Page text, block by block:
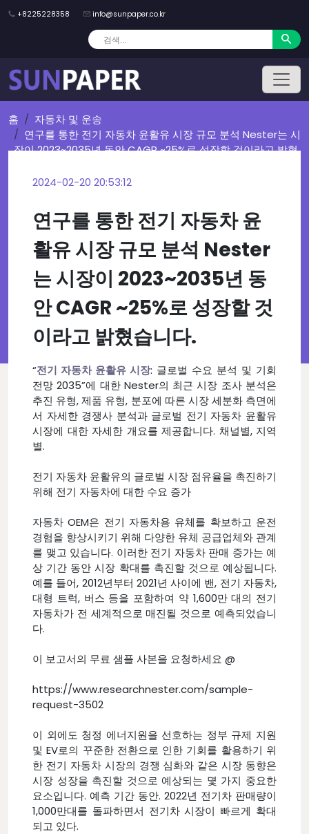
+8225228358 info@sunpaper.co.kr
홈
자동차 및 운송
연구를 통한 전기 자동차 윤활유 시장 규모 분석 Nester는 시
장이 2023~2035년 동안 CAGR ~25%로 성장할 것이라고 밝혔
2024-02-20 20:53:12
연구를 통한 전기 자동차 윤
활유 시장 규모 분석 Nester
는 시장이 2023~2035년 동
안 CAGR ~25%로 성장할 것
이라고 밝혔습니다.
“전기 자동차 윤활유 시장: 글로벌 수요 분석 및 기회
전망 2035”에 대한 Nester의 최근 시장 조사 분석은
추진 유형, 제품 유형, 분포에 따른 시장 세분화 측면에
서 자세한 경쟁사 분석과 글로벌 전기 자동차 윤활유
시장에 대한 자세한 개요를 제공합니다. 채널별, 지역
별.
전기 자동차 윤활유의 글로벌 시장 점유율을 촉진하기
위해 전기 자동차에 대한 수요 증가
자동차 OEM은 전기 자동차용 유체를 확보하고 운전
경험을 향상시키기 위해 다양한 유체 공급업체와 관계
를 맺고 있습니다. 이러한 전기 자동차 판매 증가는 예
상 기간 동안 시장 확대를 촉진할 것으로 예상됩니다.
예를 들어, 2012년부터 2021년 사이에 밴, 전기 자동차,
대형 트럭, 버스 등을 포함하여 약 1,600만 대의 전기
자동차가 전 세계적으로 매진될 것으로 예측되었습니
다.
이 보고서의 무료 샘플 사본을 요청하세요 @
https://www.researchnester.com/sample-
request-3502
이 외에도 청정 에너지원을 선호하는 정부 규제 지원
및 EV로의 꾸준한 전환으로 인한 기회를 활용하기 위
한 전기 자동차 시장의 경쟁 심화와 같은 시장 동향은
시장 성장을 촉진할 것으로 예상되는 몇 가지 중요한
요소입니다. 예측 기간 동안. 2022년 전기차 판매량이
1,000만대를 돌파하면서 전기차 시장이 빠르게 확대
되고 있다.